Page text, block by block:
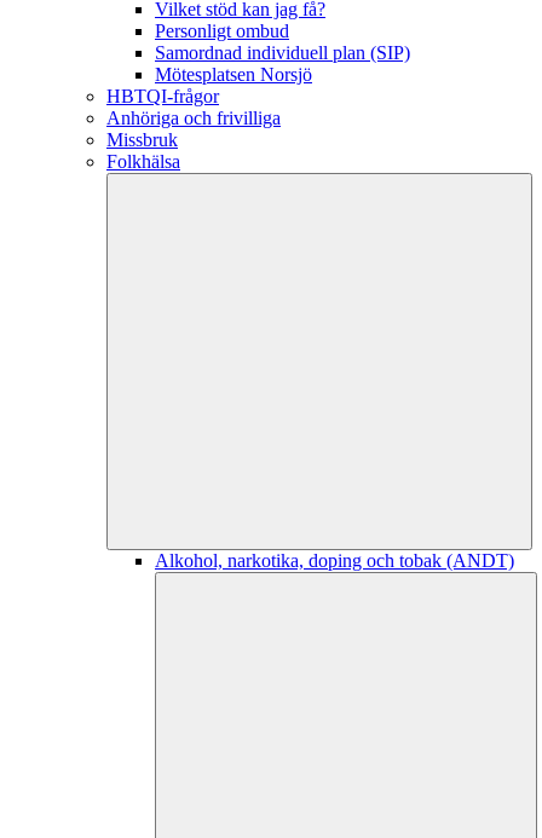
Vilket stöd kan jag få?
Personligt ombud
Samordnad individuell plan (SIP)
Mötesplatsen Norsjö
HBTQI-frågor
Anhöriga och frivilliga
Missbruk
Folkhälsa
Alkohol, narkotika, doping och tobak (ANDT)